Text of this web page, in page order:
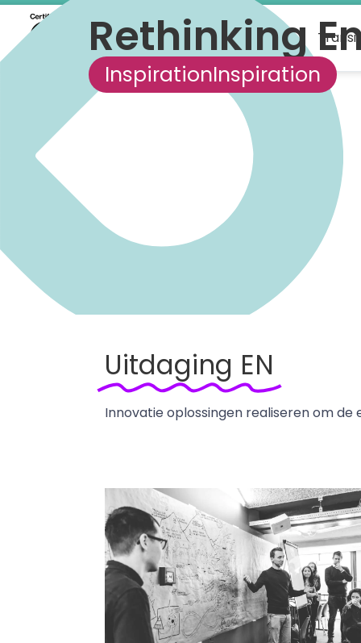
What we do
Rethinking
InspirationInspiration
Uitdaging EN
Innovatie oplossingen realiseren om